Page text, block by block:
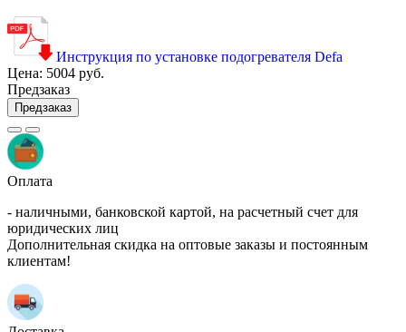
Инструкция по установке подогревателя Defa
Цена: 5004 руб.
Предзаказ
Предзаказ
Оплата
- наличными, банковской картой, на расчетный счет для
юридических лиц
Дополнительная скидка на оптовые заказы и постоянным
клиентам!